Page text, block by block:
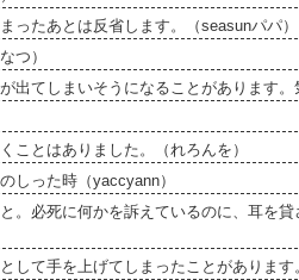
ったあとは反省します。（seasunパパ）
つ）
出てしまいそうになることがあります。
ことはありました。（れろんを）
しった時（yaccyann）
。必死に何かを訴えているのに、耳を
して手を上げてしまったことがありま